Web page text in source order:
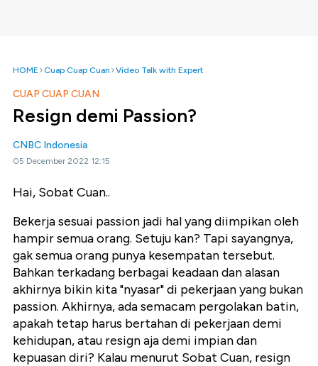
HOME Cuap Cuap Cuan Video Talk with Expert
CUAP CUAP CUAN
Resign demi Passion?
CNBC Indonesia
05 December 2022 12:15
Hai, Sobat Cuan..
Bekerja sesuai passion jadi hal yang diimpikan oleh
hampir semua orang. Setuju kan? Tapi sayangnya,
gak semua orang punya kesempatan tersebut.
Bahkan terkadang berbagai keadaan dan alasan
akhirnya bikin kita "nyasar" di pekerjaan yang bukan
passion. Akhirnya, ada semacam pergolakan batin,
apakah tetap harus bertahan di pekerjaan demi
kehidupan, atau resign aja demi impian dan
kepuasan diri? Kalau menurut Sobat Cuan, resign